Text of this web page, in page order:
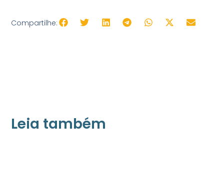
Compartilhe:
Leia também